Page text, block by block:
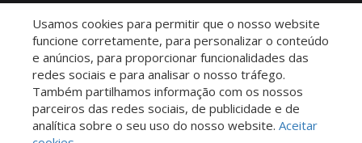
Descomplicado por:
Usamos cookies para permitir que o nosso website
funcione corretamente, para personalizar o conteúdo
e anúncios, para proporcionar funcionalidades das
redes sociais e para analisar o nosso tráfego.
Também partilhamos informação com os nossos
parceiros das redes sociais, de publicidade e de
analítica sobre o seu uso do nosso website. Aceitar